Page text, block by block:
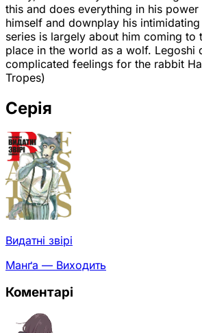
this and does everything in his
himself and downplay his
series is largely about him coming to
place in the world as a wolf. Legoshi
complicated feelings for the rabbit
Tropes)
Серія
Видатні звірі
Манґа — Виходить
Коментарі